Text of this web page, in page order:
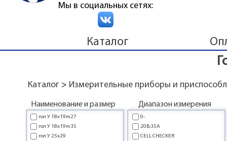
Мы в социальных сетях:
Каталог
Каталог > Измерительные приборы и
Наименование и размер
гол У 18x19m27
гол У 18x19m35
гол У 25x29
Диапазон измерения
0-
20В;35А
CELL CHECKER